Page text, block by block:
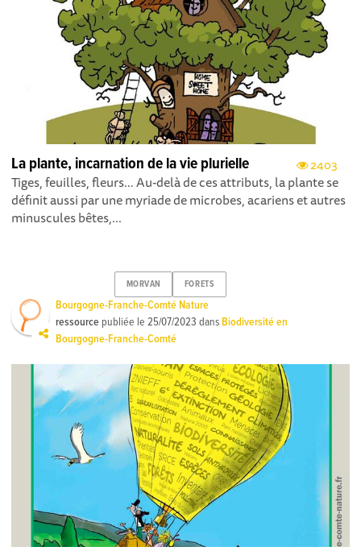
2403
La plante, incarnation de la vie plurielle
Tiges, feuilles, fleurs… Au-delà de ces attributs, la plante se
définit aussi par une myriade de microbes, acariens et autres
minuscules bêtes,...
MORVAN FORETS
Bourgogne-Franche-Comté Nature
ressource publiée le25/07/2023 dansBiodiversité en
Bourgogne-Franche-Comté